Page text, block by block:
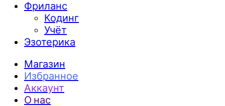
Фриланс
Кодинг
Учёт
Эзотерика
Магазин
Избранное
Аккаунт
О нас